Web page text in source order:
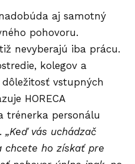
aj samotný
pohovoru.
nevyberajú iba prácu.
kolegov a
vstupných
HORECA
trénerka personálu
„Keď vás uchádzač
chcete ho získať pre